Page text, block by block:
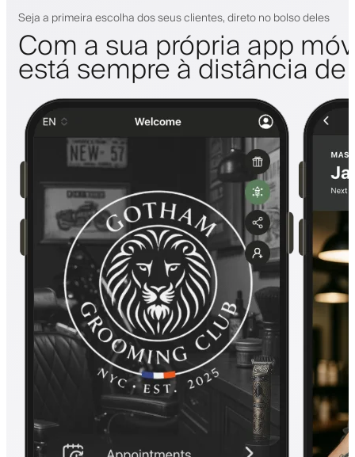
Seja a primeira escolha dos seus clientes, direto no bolso deles
Com a sua própria app
está sempre à distância